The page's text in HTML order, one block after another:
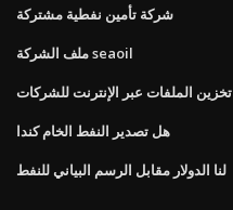
شركة تأمين نفطية مشتركة
ملف الشركة seaoil
تخزين الملفات عبر الإنترنت للشركات
هل تصدير النفط الخام كندا
لنا الدولار مقابل الرسم البياني للنفط